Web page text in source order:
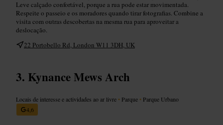
Leve calçado confortável, porque a rua pode estar movimentada.
Respeite o passeio e os moradores quando tirar fotografias. Combine a
visita com outras descobertas na mesma rua para aproveitar a
deslocação.
22 Portobello Rd, London W11 3DH, UK
Kynance Mews Arch
Locais de interesse e actividades ao ar livre • Parque • Parque Urbano
4,6